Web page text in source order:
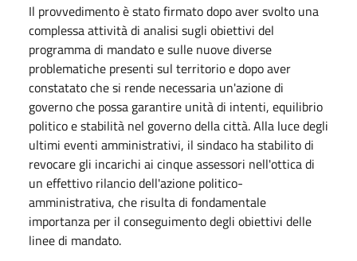
Il provvedimento è stato firmato dopo aver svolto una
complessa attività di analisi sugli obiettivi del
programma di mandato e sulle nuove diverse
problematiche presenti sul territorio e dopo aver
constatato che si rende necessaria un'azione di
governo che possa garantire unità di intenti, equilibrio
politico e stabilità nel governo della città. Alla luce degli
ultimi eventi amministrativi, il sindaco ha stabilito di
revocare gli incarichi ai cinque assessori nell'ottica di
un effettivo rilancio dell'azione politico-
amministrativa, che risulta di fondamentale
importanza per il conseguimento degli obiettivi delle
linee di mandato.